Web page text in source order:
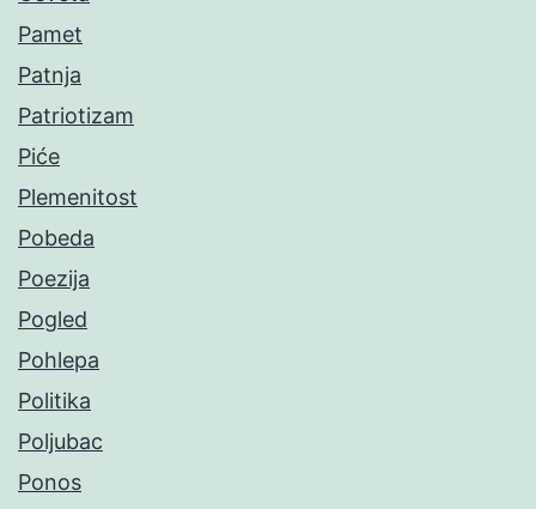
Pamet
Patnja
Patriotizam
Piće
Plemenitost
Pobeda
Poezija
Pogled
Pohlepa
Politika
Poljubac
Ponos